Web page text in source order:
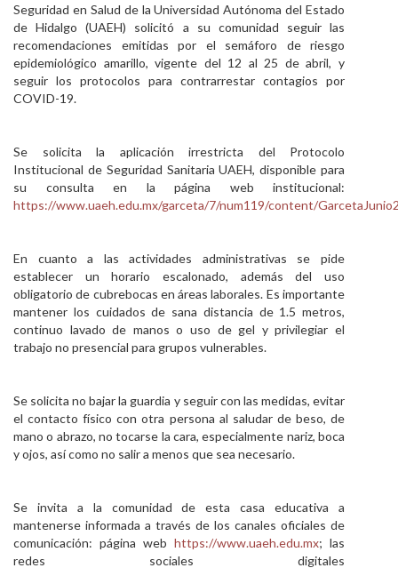
Alumni
Visitantes
Seguridad en Salud de la Universidad Autónoma del Estado
de Hidalgo (UAEH) solicitó a su comunidad seguir las
recomendaciones emitidas por el semáforo de riesgo
epidemiológico amarillo, vigente del 12 al 25 de abril, y
seguir los protocolos para contrarrestar contagios por
COVID-19.
Se solicita la aplicación irrestricta del Protocolo
Institucional de Seguridad Sanitaria UAEH, disponible para
su consulta en la página web institucional:
https://www.uaeh.edu.mx/garceta/7/num119/content/
En cuanto a las actividades administrativas se pide
establecer un horario escalonado, además del uso
obligatorio de cubrebocas en áreas laborales. Es importante
mantener los cuidados de sana distancia de 1.5 metros,
continuo lavado de manos o uso de gel y privilegiar el
trabajo no presencial para grupos vulnerables.
Se solicita no bajar la guardia y seguir con las medidas, evitar
el contacto físico con otra persona al saludar de beso, de
mano o abrazo, no tocarse la cara, especialmente nariz, boca
y ojos, así como no salir a menos que sea necesario.
Se invita a la comunidad de esta casa educativa a
mantenerse informada a través de los canales oficiales de
comunicación: página web https://www.uaeh.edu.mx; las
redes sociales digitales